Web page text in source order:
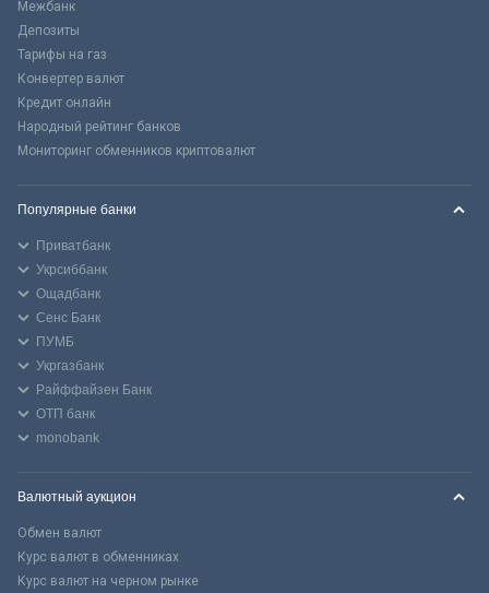
Межбанк
Депозиты
Тарифы на газ
Конвертер валют
Кредит онлайн
Народный рейтинг банков
Мониторинг обменников криптовалют
Популярные банки
Приватбанк
Укрсиббанк
Ощадбанк
Сенс Банк
ПУМБ
Укргазбанк
Райффайзен Банк
ОТП банк
monobank
Валютный аукцион
Обмен валют
Курс валют в обменниках
Курс валют на черном рынке